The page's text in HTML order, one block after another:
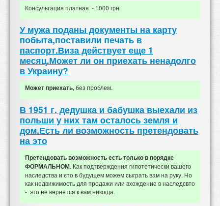
Консультация платная - 1000 грн
У мужа поданы документы на карту
побыта,поставили печать в
паспорт.Виза действует еще 1
месяц.Может ли он приехать ненадолго
в Украину?
Может приехать,без проблем.
В 1951 г. дедушка и бабушка выехали из
польши у них там осталось земля и
дом.Есть ли возможность претендовать
на это
Претендовать возможность есть только в порядке
ФОРМАЛЬНОМ. Как подтверждения гипотетически вашего
наследства и єто в будущем можем сыграть вам на руку. Но
как недвижимость для продажи или вхождение в наследсвто
- это не вернется к вам никогда.